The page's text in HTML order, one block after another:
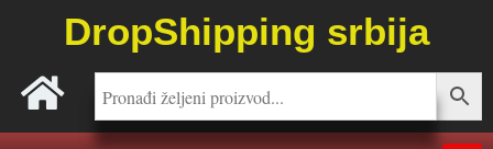
DropShipping srbija